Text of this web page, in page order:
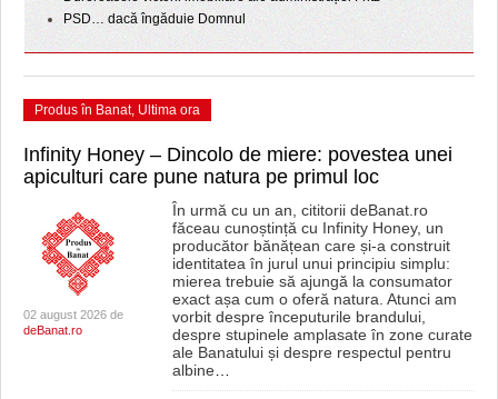
PSD… dacă îngăduie Domnul
Produs în Banat, Ultima ora
Infinity Honey – Dincolo de miere: povestea unei
apiculturi care pune natura pe primul loc
02 august 2026 de
deBanat.ro
În urmă cu un an, cititorii deBanat.ro
făceau cunoștință cu Infinity Honey, un
producător bănățean care și-a construit
identitatea în jurul unui principiu simplu:
mierea trebuie să ajungă la consumator
exact așa cum o oferă natura. Atunci am
vorbit despre începuturile brandului,
despre stupinele amplasate în zone curate
ale Banatului și despre respectul pentru
albine…